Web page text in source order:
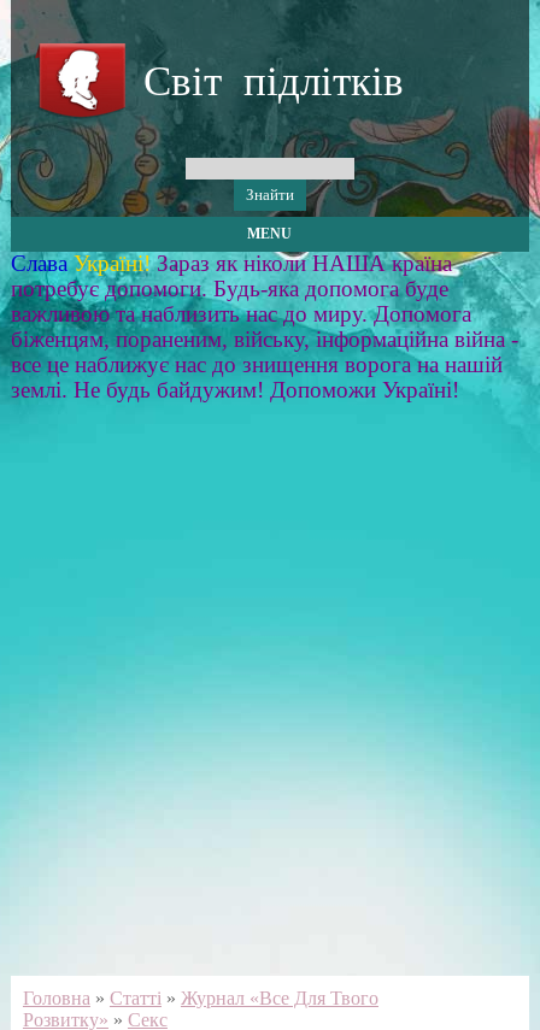
Світ підлітків
MENU
Слава Україні! Зараз як ніколи НАША країна
потребує допомоги. Будь-яка допомога буде
важливою та наблизить нас до миру. Допомога
біженцям, пораненим, війську, інформаційна війна -
все це наближує нас до знищення ворога на нашій
землі. Не будь байдужим! Допоможи Україні!
Головна » Статті » Журнал «Все Для Твого
Розвитку» » Секс